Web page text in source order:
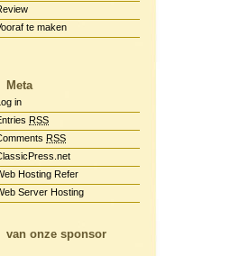
te maken
Meta
in
RSS
RSS
Hosting Refer
Server Hosting
van onze sponsor